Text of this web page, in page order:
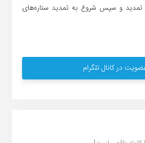
و سپس شروع به تمدید ستاره‌های
در کانال تلگرام